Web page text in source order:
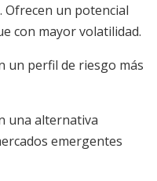
. Ofrecen un potencial
con mayor volatilidad.
un perfil de riesgo más
una alternativa
emergentes